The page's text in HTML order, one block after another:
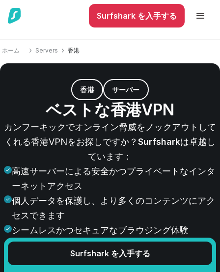
Surfshark を入手する
ホーム Servers 香港
香港 サーバー
ベストな香港VPN
カンフーキックでオンライン脅威をノックアウトして
くれる香港VPNをお探しですか？ Surfsharkは卓越し
ています：
高速サーバーによる安全かつプライベートなインタ
ーネットアクセス
個人データを保護し、より多くのコンテンツにアク
セスできます
シームレスかつセキュアなブラウジング体験
Surfshark を入手する